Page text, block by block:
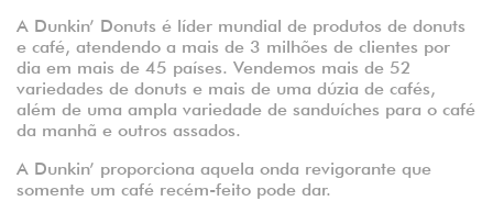
A Dunkin’ Donuts é líder mundial de produtos de donuts
e café, atendendo a mais de 3 milhões de clientes por
dia em mais de 45 países. Vendemos mais de 52
variedades de donuts e mais de uma dúzia de cafés,
além de uma ampla variedade de sanduíches para o café
da manhã e outros assados.
A Dunkin’ proporciona aquela onda revigorante que
somente um café recém-feito pode dar.